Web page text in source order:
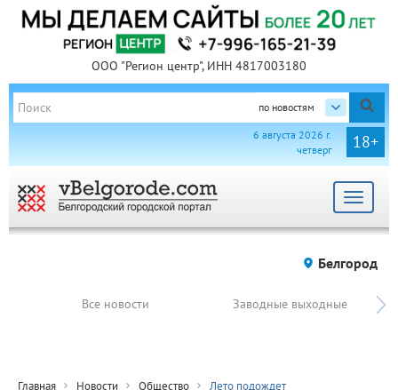
ООО "Регион центр", ИНН 4817003180
по новостям
18+
6 августа 2026 г.
четверг
Toggle
Белгород
Все новости Заводные выходные
Главная Новости Общество Лето подождет